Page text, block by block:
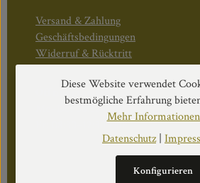
Versand & Zahlung
Geschäftsbedingungen
Widerruf & Rücktritt
Öffnungszeiten:
Mo–Do: 08:30–17:00 Uhr
Fr: 08:30–12:30 Uhr
Diese Website verwendet
bestmögliche Erfahrung
Mehr
Datenschutz|
Konfigurieren